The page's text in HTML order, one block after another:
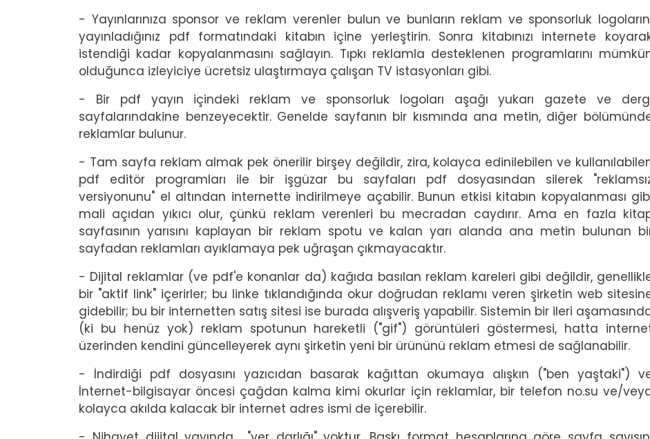
- Yayınlarınıza sponsor ve reklam verenler bulun ve bunların reklam ve sponsorluk
yayınladığınız pdf formatındaki kitabın içine yerleştirin. Sonra kitabınızı internete
istendiği kadar kopyalanmasını sağlayın. Tıpkı reklamla desteklenen programlarını
olduğunca izleyiciye ücretsiz ulaştırmaya çalışan TV istasyonları gibi.
- Bir pdf yayın içindeki reklam ve sponsorluk logoları aşağı yukarı gazete ve
sayfalarındakine benzeyecektir. Genelde sayfanın bir kısmında ana metin, diğer
reklamlar bulunur.
- Tam sayfa reklam almak pek önerilir birşey değildir, zira, kolayca edinilebilen ve
pdf editör programları ile bir işgüzar bu sayfaları pdf dosyasından silerek
versiyonunu" el altından internette indirilmeye açabilir. Bunun etkisi kitabın kopyalanması
mali açıdan yıkıcı olur, çünkü reklam verenleri bu mecradan caydırır. Ama en fazla
sayfasının yarısını kaplayan bir reklam spotu ve kalan yarı alanda ana metin bulunan
sayfadan reklamları ayıklamaya pek uğraşan çıkmayacaktır.
- Dijital reklamlar (ve pdf'e konanlar da) kağıda basılan reklam kareleri gibi değildir,
bir "aktif link" içerirler; bu linke tıklandığında okur doğrudan reklamı veren şirketin web
gidebilir; bu bir internetten satış sitesi ise burada alışveriş yapabilir. Sistemin bir ileri
(ki bu henüz yok) reklam spotunun hareketli ("gif") görüntüleri göstermesi, hatta
üzerinden kendini güncelleyerek aynı şirketin yeni bir ürününü reklam etmesi de sağlanabilir.
- İndirdiği pdf dosyasını yazıcıdan basarak kağıttan okumaya alışkın ("ben yaştaki")
İnternet-bilgisayar öncesi çağdan kalma kimi okurlar için reklamlar, bir telefon no.su ve/
kolayca akılda kalacak bir internet adres ismi de içerebilir.